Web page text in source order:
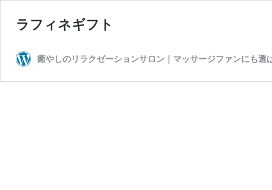
ラフィネギフト
癒やしのリラクゼーションサロン｜マッサージファンにも選